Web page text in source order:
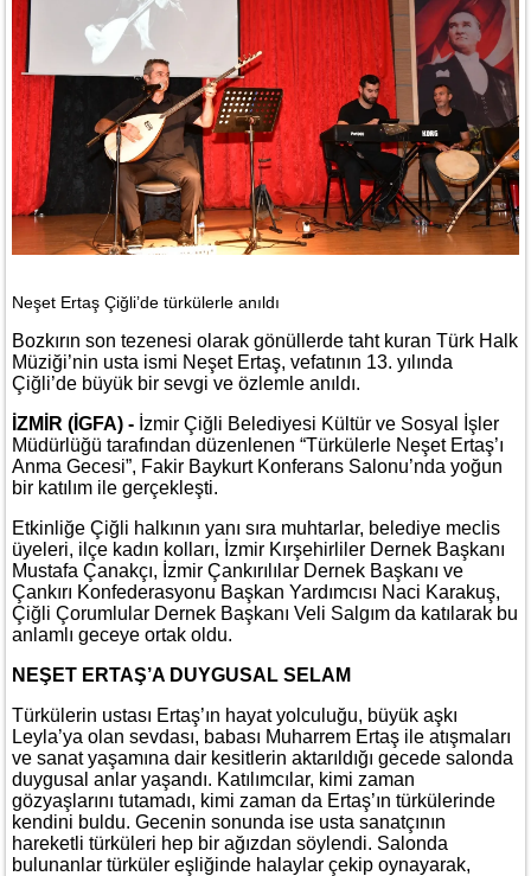
Neşet Ertaş Çiğli’de türkülerle anıldı
Bozkırın son tezenesi olarak gönüllerde taht kuran Türk Halk
Müziği’nin usta ismi Neşet Ertaş, vefatının 13. yılında
Çiğli’de büyük bir sevgi ve özlemle anıldı.
İZMİR (İGFA) - İzmir Çiğli Belediyesi Kültür ve Sosyal İşler
Müdürlüğü tarafından düzenlenen “Türkülerle Neşet Ertaş’ı
Anma Gecesi”, Fakir Baykurt Konferans Salonu’nda yoğun
bir katılım ile gerçekleşti.
Etkinliğe Çiğli halkının yanı sıra muhtarlar, belediye meclis
üyeleri, ilçe kadın kolları, İzmir Kırşehirliler Dernek Başkanı
Mustafa Çanakçı, İzmir Çankırılılar Dernek Başkanı ve
Çankırı Konfederasyonu Başkan Yardımcısı Naci Karakuş,
Çiğli Çorumlular Dernek Başkanı Veli Salgım da katılarak bu
anlamlı geceye ortak oldu.
NEŞET ERTAŞ’A DUYGUSAL SELAM
Türkülerin ustası Ertaş’ın hayat yolculuğu, büyük aşkı
Leyla’ya olan sevdası, babası Muharrem Ertaş ile atışmaları
ve sanat yaşamına dair kesitlerin aktarıldığı gecede salonda
duygusal anlar yaşandı. Katılımcılar, kimi zaman
gözyaşlarını tutamadı, kimi zaman da Ertaş’ın türkülerinde
kendini buldu. Gecenin sonunda ise usta sanatçının
hareketli türküleri hep bir ağızdan söylendi. Salonda
bulunanlar türküler eşliğinde halaylar çekip oynayarak,